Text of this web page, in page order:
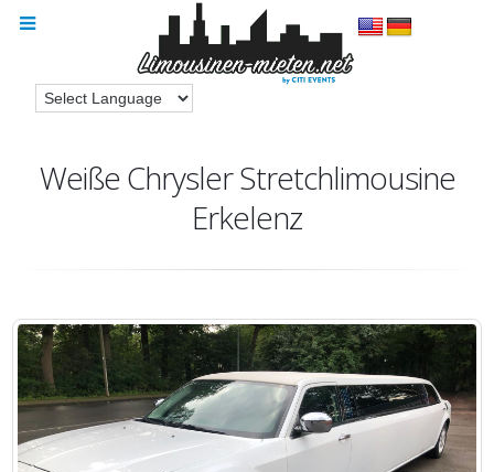
Weiße Chrysler Stretchlimousine
Erkelenz